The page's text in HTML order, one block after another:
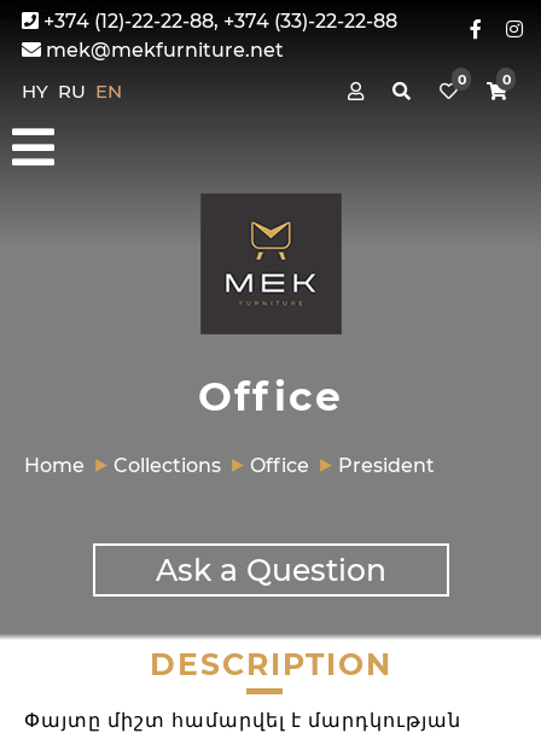
+374 (12)-22-22-88, +374 (33)-22-22-88
mek@mekfurniture.net
HY RU EN 0 0
Office
Home Collections Office President
Ask a Question
DESCRIPTION
Փայտը միշտ համարվել է մարդկության